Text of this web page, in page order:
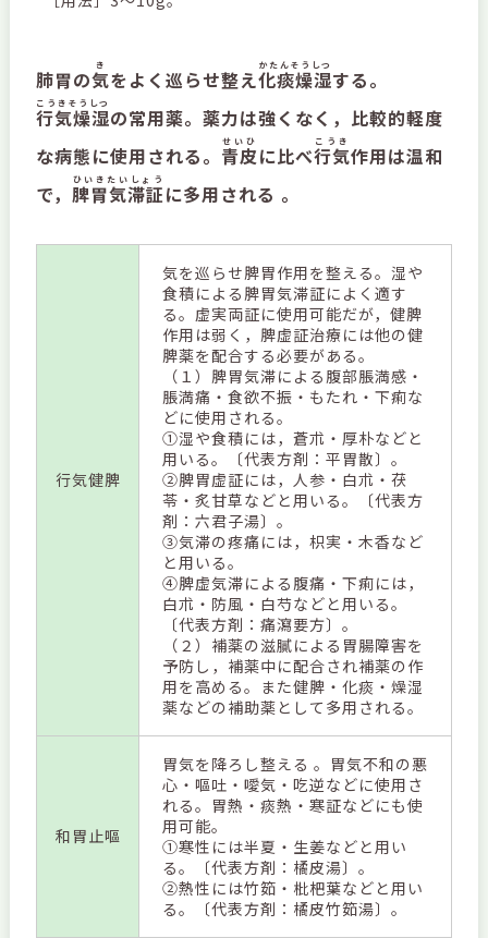
肺胃の気
き
をよく巡らせ整え化痰燥湿
かたんそうしつ
する。
行気燥湿
こうきそうしつ
の常用薬。薬力は強くなく，比較的軽度
な病態に使用される。 青皮
せいひ
に比べ行気
こうき
作用は温和
で， 脾胃気滞証
ひいきたいしょう
に多用される 。
行気健脾
気を巡らせ脾胃作用を整える。湿や
食積による脾胃気滞証によく適す
る。虚実両証に使用可能だが，健脾
作用は弱く，脾虚証治療には他の健
脾薬を配合する必要がある。
（１）脾胃気滞による腹部脹満感・
脹満痛・食欲不振・もたれ・下痢な
どに使用される。
①湿や食積には，蒼朮・厚朴などと
用いる。〔代表方剤：平胃散〕。
②脾胃虚証には，人参・白朮・茯
苓・炙甘草などと用いる。〔代表方
剤：六君子湯〕。
③気滞の疼痛には，枳実・木香など
と用いる。
④脾虚気滞による腹痛・下痢には，
白朮・防風・白芍などと用いる。
〔代表方剤：痛瀉要方〕。
（２）補薬の滋膩による胃腸障害を
予防し，補薬中に配合され補薬の作
用を高める。また健脾・化痰・燥湿
薬などの補助薬として多用される。
和胃止嘔
胃気を降ろし整える 。胃気不和の悪
心・嘔吐・噯気・吃逆などに使用さ
れる。胃熱・痰熱・寒証などにも使
用可能。
①寒性には半夏・生姜などと用い
る。〔代表方剤：橘皮湯〕。
②熱性には竹筎・枇杷葉などと用い
る。〔代表方剤：橘皮竹筎湯〕。